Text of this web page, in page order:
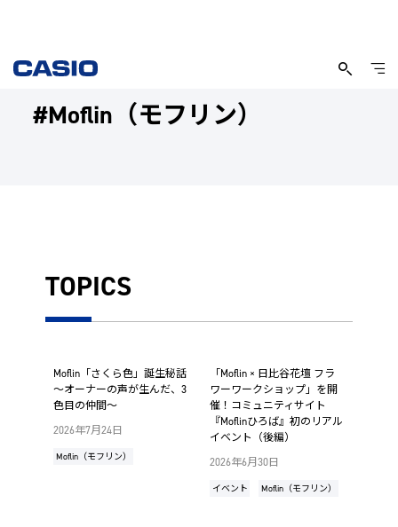
#Moflin（モフリン）
TOPICS
2026年7月24日
Moflin（モフリン）
Moflin「さくら色」誕生秘話
～オーナーの声が生んだ、3
色目の仲間～
2026年6月30日
イベント Moflin（モフリン）
「Moflin × 日比谷花壇 フラ
ワーワークショップ」を開
催！コミュニティサイト
『Moflinひろば』初のリアル
イベント（後編）